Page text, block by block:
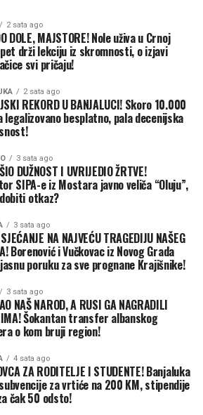
nije znala da su druge osobe
pregleda snimka i ostalih
zaključila je da nema elemenata
progoni po službenoj dužnosti.
djelo nepružanja pomoći
neko ne pomogne osobi koja
je da su turisti brodicom udarili
čega je plovilo potonulo, ali niko
šta bi bilo da se neko od ovih
2 sata ago
DOLE, MAJSTORE! Nole uživa u Crnoj
drži lekciju iz skromnosti, o izjavi
svi pričaju!
2 sata ago
REKORD U BANJALUCI! Skoro 10.000
legalizovano besplatno, pala decenijska
3 sata ago
DUŽNOST I UVRIJEDIO ŽRTVE!
SIPA-e iz Mostara javno veliča “Oluju”,
otkaz?
3 sata ago
NA NAJVEĆU TRAGEDIJU NAŠEG
Borenović i Vučkovac iz Novog Grada
poruku za sve prognane Krajišnike!
3 sata ago
NAŠ NAROD, A RUSI GA NAGRADILI
Šokantan transfer albanskog
o kom bruji region!
4 sata ago
ZA RODITELJE I STUDENTE! Banjaluka
za vrtiće na 200 KM, stipendije
čak 50 odsto!